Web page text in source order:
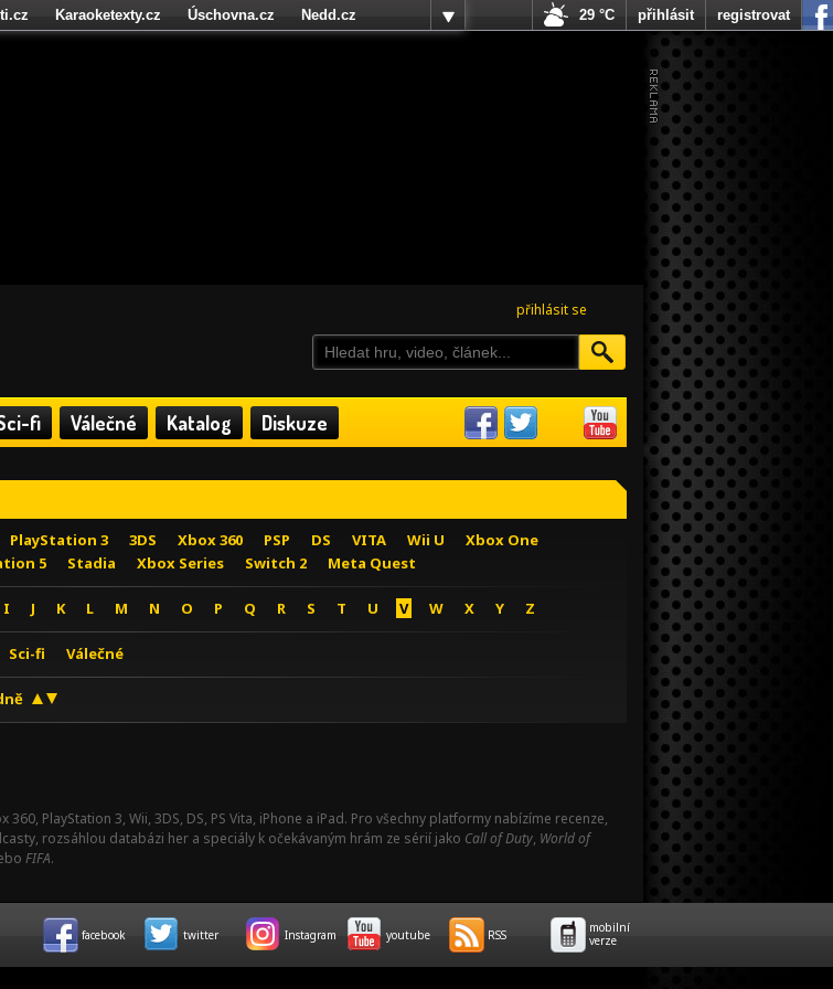
přihlásit se
fi Válečné Katalog Diskuze
PlayStation 3 3DS Xbox 360 PSP DS VITA Wii U
Xbox One
5 Stadia Xbox Series Switch 2 Meta Quest
I J K L M N O P Q R S T U V W X Y Z
Sci-fi Válečné
360, PlayStation 3, Wii, 3DS, DS, PS Vita, iPhone a iPad. Pro všechny platformy nabízíme recenze,
rozsáhlou databázi her a speciály k očekávaným hrám ze sérií jako Call of Duty, World of
FIFA.
Karaoketexty.cz Úschovna.cz
Nedd.cz
29 °C přihlásit registrovat
facebook twitter Instagram youtube RSS
mobilní
verze